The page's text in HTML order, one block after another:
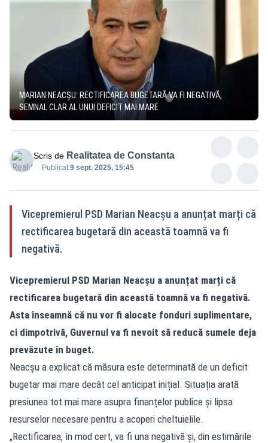
MARIAN NEACȘU: RECTIFICAREA BUGETARĂ VA FI NEGATIVĂ,
SEMNAL CLAR AL UNUI DEFICIT MAI MARE
Scris de Realitatea de Constanta
Publicat:9 sept. 2025, 15:45
Vicepremierul PSD Marian Neacșu a anunțat marți că
rectificarea bugetară din această toamnă va fi
negativă.
Vicepremierul PSD Marian Neacșu a anunțat marți că
rectificarea bugetară din această toamnă va fi negativă.
Asta înseamnă că nu vor fi alocate fonduri suplimentare,
ci dimpotrivă, Guvernul va fi nevoit să reducă sumele deja
prevăzute în buget.
Neacșu a explicat că măsura este determinată de un deficit
bugetar mai mare decât cel anticipat inițial. Situația arată
presiunea tot mai mare asupra finanțelor publice și lipsa
resurselor necesare pentru a acoperi cheltuielile.
„Rectificarea, în mod cert, va fi una negativă şi, din estimările